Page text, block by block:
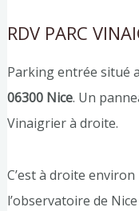
RDV PARC
Parking entrée situé
06300 Nice. Un
Vinaigrier à droite.
C’est à droite
l’observatoire de